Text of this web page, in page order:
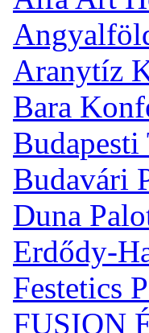
Aranytíz
Bara
Budavári
Duna
Erdődy-
Festetics
FUSION